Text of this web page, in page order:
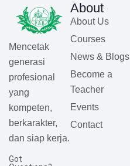
Mencetak
generasi
profesional
yang
kompeten,
berkarakter,
dan siap kerja.
Got
About
About Us
Courses
News & Blogs
Become a
Teacher
Events
Contact